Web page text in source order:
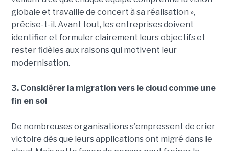
globale et travaille de concert à sa réalisation »,
précise-t-il. Avant tout, les entreprises doivent
identifier et formuler clairement leurs objectifs et
rester fidèles aux raisons qui motivent leur
modernisation.
3. Considérer la migration vers le cloud comme une
fin en soi
De nombreuses organisations s'empressent de crier
victoire dès que leurs applications ont migré dans le